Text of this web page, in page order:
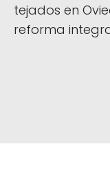
tejados en
reforma